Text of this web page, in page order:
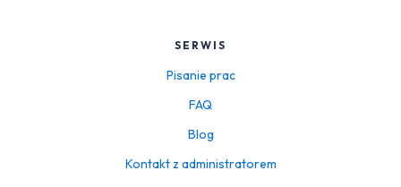
SERWIS
Pisanie prac
FAQ
Blog
Kontakt z administratorem